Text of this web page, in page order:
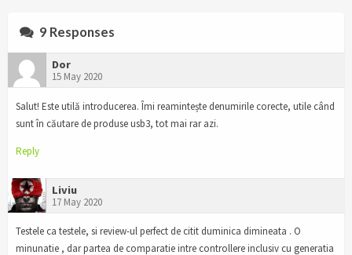
9 Responses
Dor
15 May 2020
Salut! Este utilă introducerea. Îmi reamintește denumirile corecte, utile când
sunt în căutare de produse usb3, tot mai rar azi.
Reply
Liviu
17 May 2020
Testele ca testele, si review-ul perfect de citit duminica dimineata . O
minunatie , dar partea de comparatie intre controllere inclusiv cu generatia